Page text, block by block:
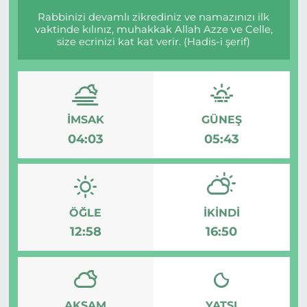
Rabbinizi devamlı zikrediniz ve namazınızı ilk
vaktinde kılınız, muhakkak Allah Azze ve Celle,
size ecrinizi kat kat verir. (Hadis-i şerif)
İMSAK
04:03
GÜNEŞ
05:43
ÖĞLE
12:58
İKINDI
16:50